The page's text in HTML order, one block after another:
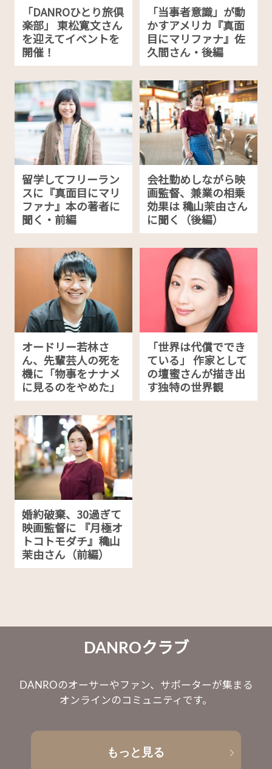
「DANROひとり旅倶
楽部」 東松寛文さん
を迎えてイベントを
開催！
「当事者意識」が動
かすアメリカ『真面
目にマリファナ』佐
久間さん・後編
留学してフリーラン
スに『真面目にマリ
ファナ』本の著者に
聞く・前編
会社勤めしながら映
画監督、兼業の相乗
効果は 穐山茉由さん
に聞く（後編）
オードリー若林さ
ん、先輩芸人の死を
機に「物事をナナメ
に見るのをやめた」
「世界は代償ででき
ている」 作家として
の壇蜜さんが描き出
す独特の世界観
婚約破棄、30過ぎて
映画監督に 『月極オ
トコトモダチ』穐山
茉由さん（前編）
DANROクラブ
DANROのオーサーやファン、サポーターが集まる
オンラインのコミュニティです。
もっと見る